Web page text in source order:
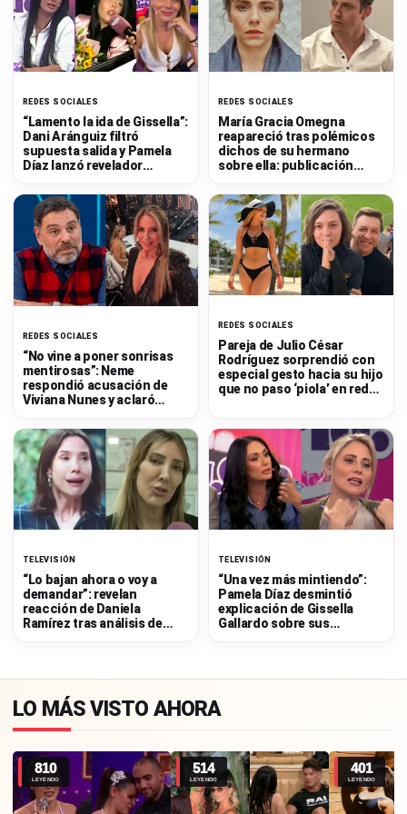
L
a
C
V
C
REDES SOCIALES
“Lamento la ida de Gissella”:
Dani Aránguiz filtró
supuesta salida y Pamela
Díaz lanzó revelador
REDES SOCIALES
María Gracia Omegna
reapareció tras polémicos
dichos de su hermano
sobre ella: publicación
REDES SOCIALES
“No vine a poner sonrisas
mentirosas”: Neme
respondió acusación de
Viviana Nunes y aclaró
Argandoña
REDES SOCIALES
Pareja de Julio César
Rodríguez sorprendió con
especial gesto hacia su hijo
que no paso ‘piola’ en redes
TELEVISIÓN
“Lo bajan ahora o voy a
demandar”: revelan
reacción de Daniela
Ramírez tras análisis de
TELEVISIÓN
“Una vez más mintiendo”:
Pamela Díaz desmintió
explicación de Gissella
Gallardo sobre sus
LO MÁS VISTO AHORA
810
LEYENDO
514
LEYENDO
401
LEYENDO